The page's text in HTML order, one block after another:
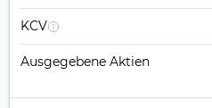
KCV
Ausgegebene Aktien